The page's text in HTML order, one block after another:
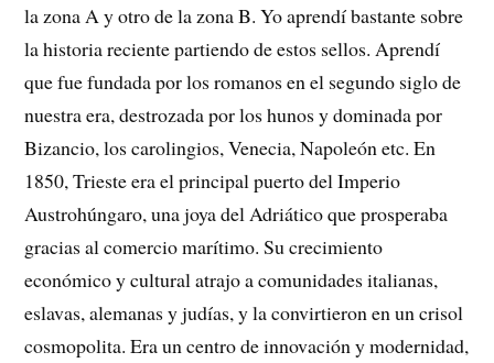
la zona A y otro de la zona B. Yo aprendí bastante sobre
la historia reciente partiendo de estos sellos. Aprendí
que fue fundada por los romanos en el segundo siglo de
nuestra era, destrozada por los hunos y dominada por
Bizancio, los carolingios, Venecia, Napoleón etc. En
1850, Trieste era el principal puerto del Imperio
Austrohúngaro, una joya del Adriático que prosperaba
gracias al comercio marítimo. Su crecimiento
económico y cultural atrajo a comunidades italianas,
eslavas, alemanas y judías, y la convirtieron en un crisol
cosmopolita. Era un centro de innovación y modernidad,